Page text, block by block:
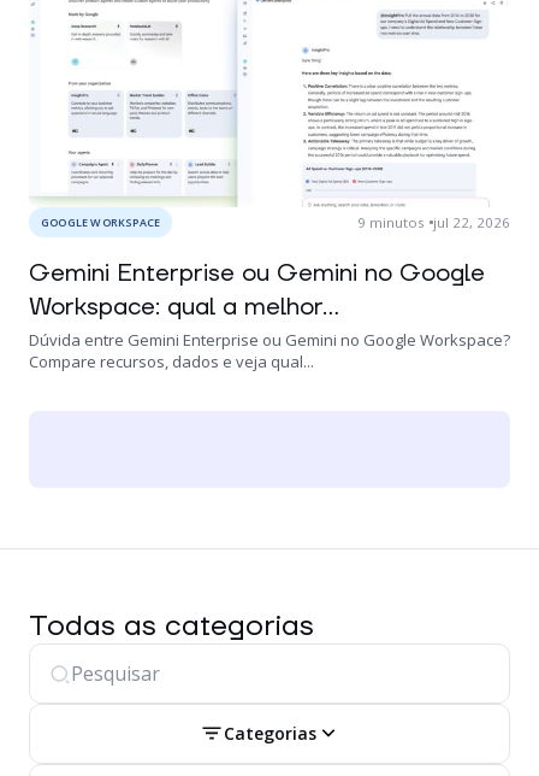
GOOGLE WORKSPACE 9 minutos jul 22, 2026
Gemini Enterprise ou Gemini no Google
Workspace: qual a melhor...
Dúvida entre Gemini Enterprise ou Gemini no Google Workspace?
Compare recursos, dados e veja qual...
Todas as categorias
Categorias